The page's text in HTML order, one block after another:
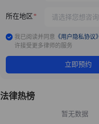
所在地区
我已阅读并同意 《用户隐私协议》
许接受更多律师的服务
立即预约
法律热榜
暂无数据